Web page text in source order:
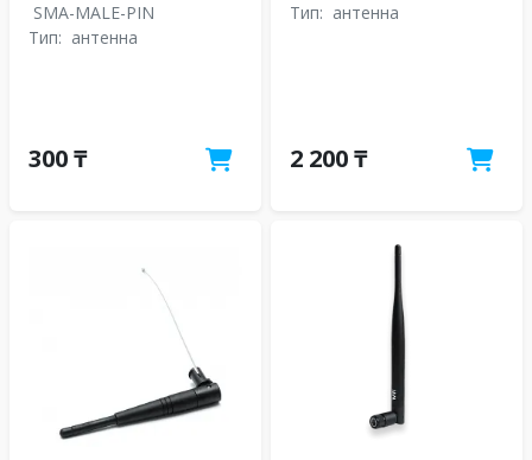
SMA-MALE-PIN
Тип: антенна
300 ₸
Тип: антенна
2 200 ₸